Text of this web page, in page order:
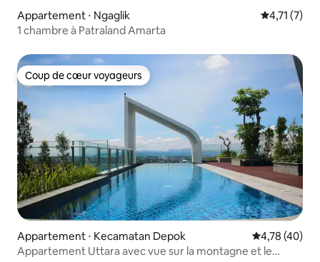
Appartement ⋅ Ngaglik Évaluation
4,71 (7)
1 chambre à Patraland Amarta
Coup de cœur voyageurs
Coup de cœur voyageurs
Appartement ⋅ Kecamatan Depok Évaluation
4,78 (40)
Appartement Uttara avec vue sur la montagne et le